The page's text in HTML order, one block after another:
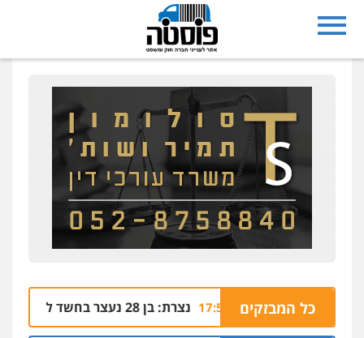
כל המבזקים
04.08 | 17:57 נצרת: בן 28 נעצר בחשד לסחיטה באיומים מטלפון שאינו שלו